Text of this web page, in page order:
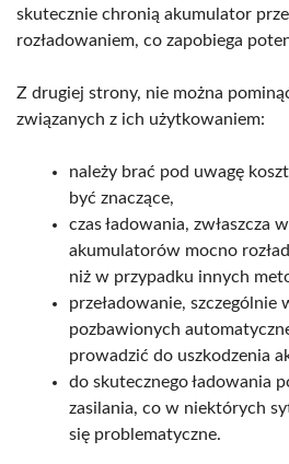
skutecznie chronią akumulator
rozładowaniem, co zapobiega
Z drugiej strony, nie można
związanych z ich użytkowaniem:
należy brać pod uwagę
być znaczące,
czas ładowania, zwłaszcza
akumulatorów mocno
niż w przypadku innych
przeładowanie,
pozbawionych
prowadzić do uszkodzenia
do skutecznego ładowania
zasilania, co w niektórych
się problematyczne.